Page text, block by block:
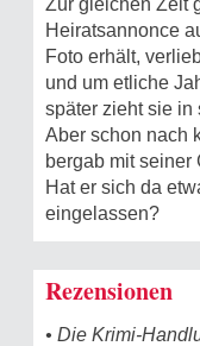
Zur gleichen Zeit
Heiratsannonce
Foto erhält,
und um etliche
später zieht sie in
Aber schon nach
bergab mit seiner
Hat er sich da
eingelassen?
Rezensionen
• Die Krimi-